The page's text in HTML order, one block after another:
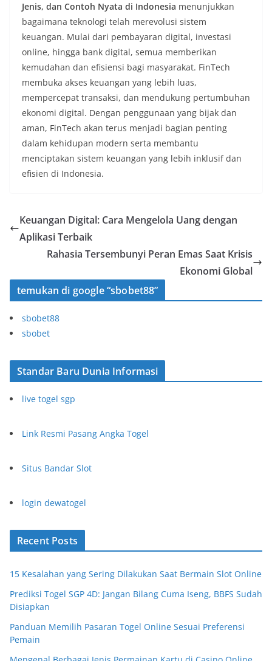
Jenis, dan Contoh Nyata di Indonesia menunjukkan
bagaimana teknologi telah merevolusi sistem
keuangan. Mulai dari pembayaran digital, investasi
online, hingga bank digital, semua memberikan
kemudahan dan efisiensi bagi masyarakat. FinTech
membuka akses keuangan yang lebih luas,
mempercepat transaksi, dan mendukung pertumbuhan
ekonomi digital. Dengan penggunaan yang bijak dan
aman, FinTech akan terus menjadi bagian penting
dalam kehidupan modern serta membantu
menciptakan sistem keuangan yang lebih inklusif dan
efisien di Indonesia.
Keuangan Digital: Cara Mengelola Uang dengan
Aplikasi Terbaik
Rahasia Tersembunyi Peran Emas Saat Krisis
Ekonomi Global
temukan di google “sbobet88”
sbobet88
sbobet
Standar Baru Dunia Informasi
live togel sgp
Link Resmi Pasang Angka Togel
Situs Bandar Slot
login dewatogel
Recent Posts
15 Kesalahan yang Sering Dilakukan Saat Bermain Slot Online
Prediksi Togel SGP 4D: Jangan Bilang Cuma Iseng, BBFS Sudah
Disiapkan
Panduan Memilih Pasaran Togel Online Sesuai Preferensi
Pemain